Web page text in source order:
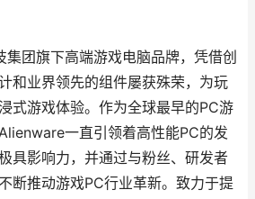
团旗下高端游戏电脑品牌，凭借创
和业界领先的组件屡获殊荣，为玩
式游戏体验。作为全球最早的PC游
一直引领着高性能PC的发
具影响力，并通过与粉丝、研发者
断推动游戏PC行业革新。致力于提